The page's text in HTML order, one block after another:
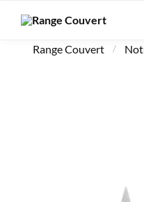
Range Couvert /